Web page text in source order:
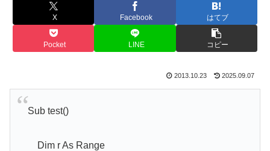
X Facebook はてブ
Pocket LINE コピー
2013.10.23 2025.09.07
Sub test()
Dim r As Range